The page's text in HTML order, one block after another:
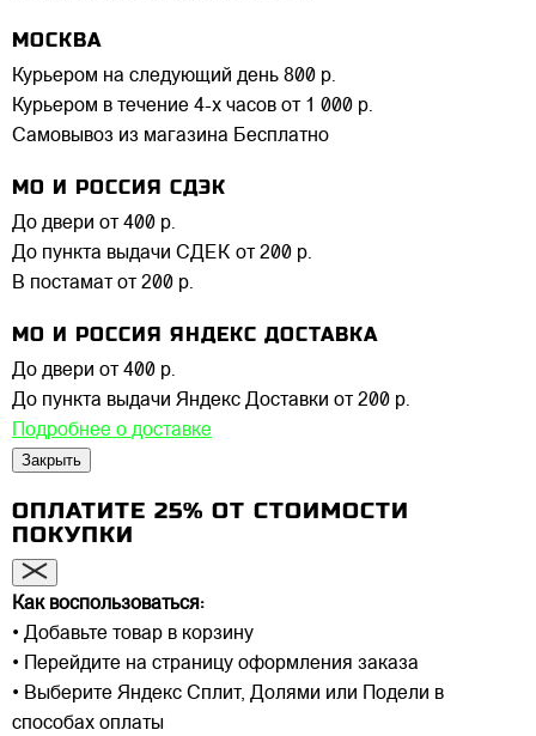
МОСКВА
Курьером на следующий день 800 р.
Курьером в течение 4-х часов от 1 000 р.
Самовывоз из магазина Бесплатно
МО И РОССИЯ СДЭК
До двери от 400 р.
До пункта выдачи СДЕК от 200 р.
В постамат от 200 р.
МО И РОССИЯ ЯНДЕКС ДОСТАВКА
До двери от 400 р.
До пункта выдачи Яндекс Доставки от 200 р.
Подробнее о доставке
Закрыть
ОПЛАТИТЕ 25% ОТ СТОИМОСТИ
ПОКУПКИ
Как воспользоваться:
• Добавьте товар в корзину
• Перейдите на страницу оформления заказа
• Выберите Яндекс Сплит, Долями или Подели в
способах оплаты